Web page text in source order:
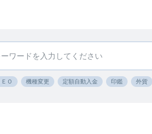
Ｏ 機種変更 定額自動入金 印鑑 外貨